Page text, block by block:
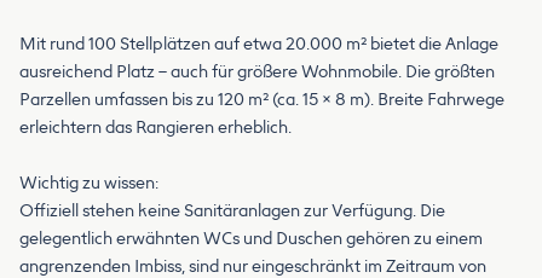
Mit rund 100 Stellplätzen auf etwa 20.000 m² bietet die Anlage
ausreichend Platz – auch für größere Wohnmobile. Die größten
Parzellen umfassen bis zu 120 m² (ca. 15 × 8 m). Breite Fahrwege
erleichtern das Rangieren erheblich.
Wichtig zu wissen:
Offiziell stehen keine Sanitäranlagen zur Verfügung. Die
gelegentlich erwähnten WCs und Duschen gehören zu einem
angrenzenden Imbiss, sind nur eingeschränkt im Zeitraum von